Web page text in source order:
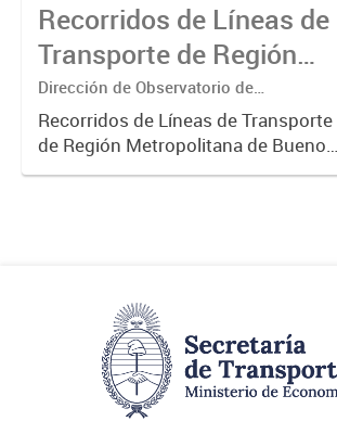
Recorridos de Líneas de
Transporte de Región
Metropolitana de
Buenos Aires (RMBA)
Dirección de Observatorio de
Transporte, Estudio y Sistemas
Recorridos de Líneas de Transporte
de Región Metropolitana de Buenos
Aires (RMBA).-